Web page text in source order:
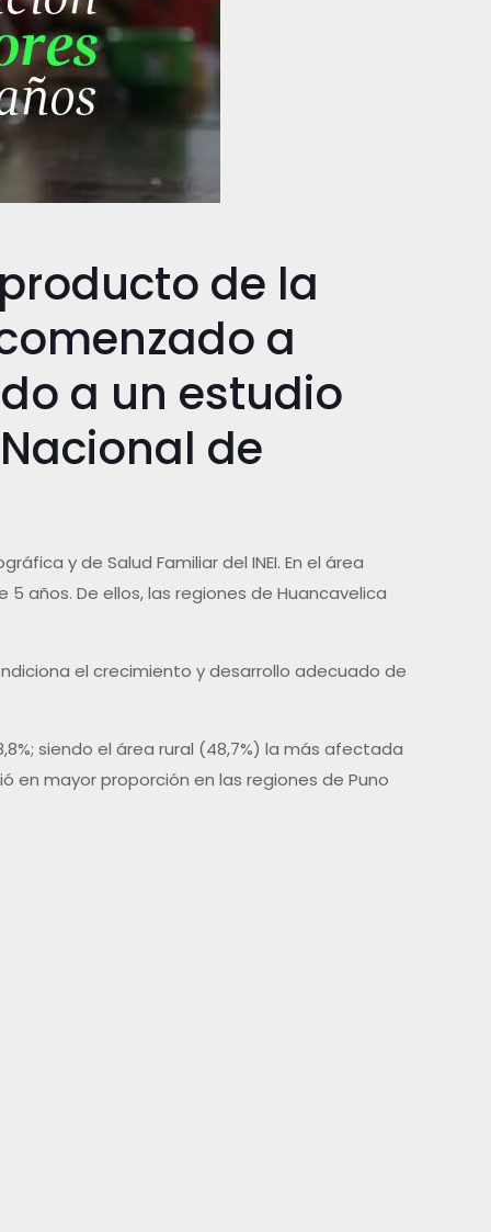
de la
a
a un estudio
de
y de Salud Familiar del INEI. En el área
años. De ellos, las regiones de Huancavelica
el crecimiento y desarrollo adecuado de
siendo el área rural (48,7%) la más afectada
en mayor proporción en las regiones de Puno